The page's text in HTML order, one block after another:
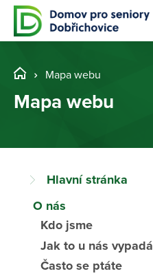
Mapa webu
Mapa webu
Hlavní stránka
O nás
Kdo jsme
Jak to u nás vypadá
Často se ptáte